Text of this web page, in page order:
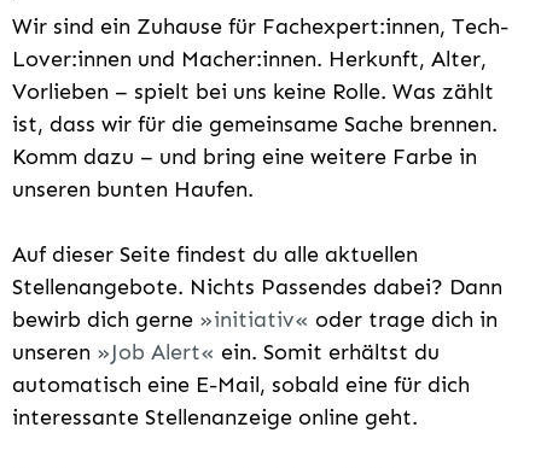
Wir sind ein Zuhause für Fachexpert:innen, Tech-
Lover:innen und Macher:innen. Herkunft, Alter,
Vorlieben – spielt bei uns keine Rolle. Was zählt
ist, dass wir für die gemeinsame Sache brennen.
Komm dazu – und bring eine weitere Farbe in
unseren bunten Haufen.
Auf dieser Seite findest du alle aktuellen
Stellenangebote. Nichts Passendes dabei? Dann
bewirb dich gerne
initiativ
oder trage dich in
unseren
Job Alert
ein. Somit erhältst du
automatisch eine E-Mail, sobald eine für dich
interessante Stellenanzeige online geht.